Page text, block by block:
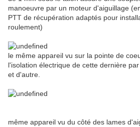
manoeuvre par un moteur d'aiguillage
PTT de récupération adaptés pour
roulement)
le même appareil vu sur la pointe de
l'isolation électrique de cette dernière
et d'autre.
même appareil vu du côté des lames